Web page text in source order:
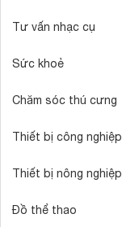
Tư vấn nhạc cụ
Sức khoẻ
Chăm sóc thú cưng
Thiết bị công nghiệp
Thiết bị nông nghiệp
Đồ thể thao